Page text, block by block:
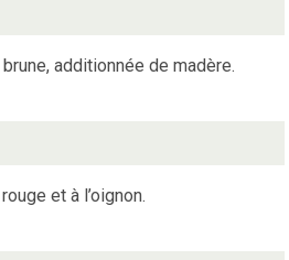
additionnée de madère.
et à l’oignon.